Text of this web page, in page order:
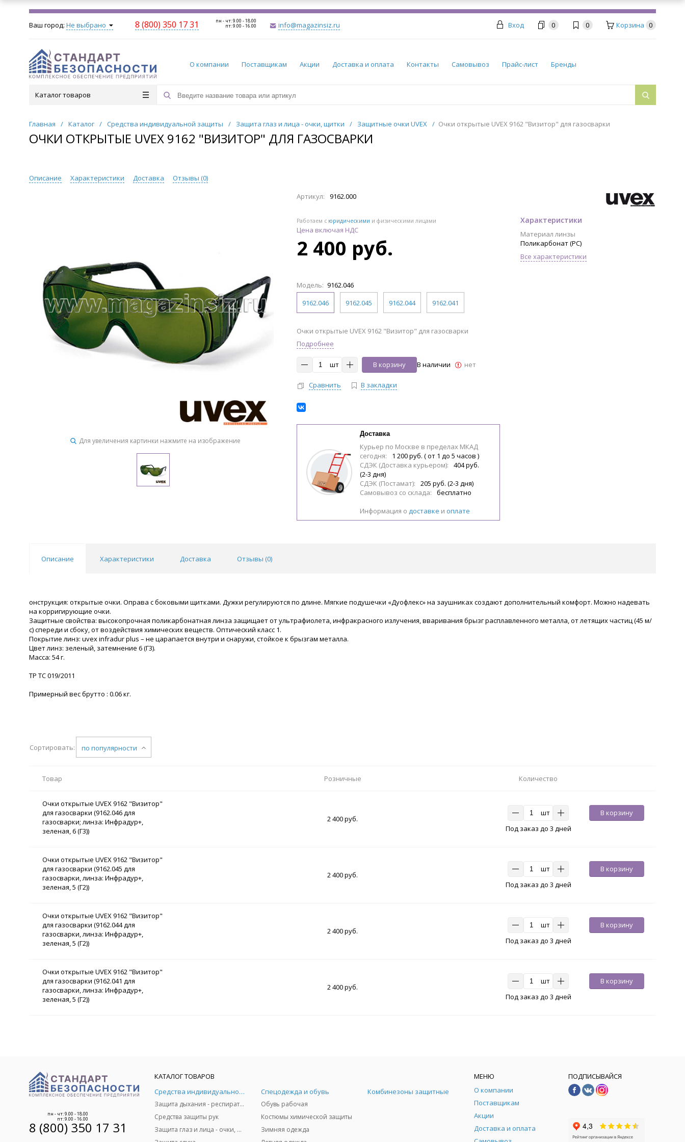
Ваш город: Не выбрано 8 (800) 350 17 31 пн - чт: 9.00 - 18.00
пт: 9.00 - 16.00 info@magazinsiz.ru Вход 0 0 Корзина 0
О компании Поставщикам Акции Доставка и оплата Контакты Самовывоз Прайс-лист Бренды
Каталог товаров
Главная / Каталог / Средства индивидуальной защиты / Защита глаз и лица - очки, щитки / Защитные очки UVEX / Очки открытые UVEX 9162 "Визитор" для газосварки
ОЧКИ ОТКРЫТЫЕ UVEX 9162 "ВИЗИТОР" ДЛЯ ГАЗОСВАРКИ
Описание Характеристики Доставка Отзывы (0)
Для увеличения картинки нажмите на изображение
Артикул: 9162.000
Работаем с юридическими и физическими лицами
Цена включая НДС
2 400 руб.
Модель: 9162.046
9162.046
9162.045 9162.044 9162.041
Характеристики
Материал линзы
Поликарбонат (PC)
Все характеристики
Очки открытые UVEX 9162 "Визитор" для газосварки
Подробнее
шт В корзину В наличии нет
Сравнить В закладки
Доставка
Курьер по Москве в пределах МКАД
сегодня:
1 200 руб. ( от 1 до 5 часов )
СДЭК (Доставка курьером):
404 руб.
(2-3 дня)
СДЭК (Постамат):
205 руб. (2-3 дня)
Самовывоз со склада:
бесплатно
Информация о доставке и оплате
Описание Характеристики Доставка Отзывы (0)
онструкция: открытые очки. Оправа с боковыми щитками. Дужки регулируются по длине. Мягкие подушечки «Дуофлекс» на заушниках создают дополнительный комфорт. Можно надевать
на корригирующие очки.
Защитные свойства: высокопрочная поликарбонатная линза защищает от ультрафиолета, инфракрасного излучения, вваривания брызг расплавленного металла, от летящих частиц (45 м/
с) спереди и сбоку, от воздействия химических веществ. Оптический класс 1.
Покрытие линз: uvex infradur plus – не царапается внутри и снаружи, стойкое к брызгам металла.
Цвет линз: зеленый, затемнение 6 (Г3).
Масса: 54 г.
ТР ТС 019/2011
Примерный вес брутто : 0.06 кг.
Сортировать: по популярности
Товар Розничные Количество
Очки открытые UVEX 9162 "Визитор"
для газосварки (9162.046 для
газосварки; линза: Инфрадур+,
зеленая, 6 (Г3))
2 400 руб.
шт
В корзину
Под заказ до 3 дней
Очки открытые UVEX 9162 "Визитор"
для газосварки (9162.045 для
газосварки, линза: Инфрадур+,
зеленая, 5 (Г2))
2 400 руб.
шт
В корзину
Под заказ до 3 дней
Очки открытые UVEX 9162 "Визитор"
для газосварки (9162.044 для
газосварки, линза: Инфрадур+,
зеленая, 5 (Г2))
2 400 руб.
шт
В корзину
Под заказ до 3 дней
Очки открытые UVEX 9162 "Визитор"
для газосварки (9162.041 для
газосварки, линза: Инфрадур+,
зеленая, 5 (Г2))
2 400 руб.
шт
В корзину
Под заказ до 3 дней
пн - чт: 9.00 - 18.00
пт: 9.00 - 16.00
8 (800) 350 17 31
КАТАЛОГ ТОВАРОВ
Средства индивидуальной защиты
Защита дыхания - респираторы, противогазы, фильтры, дозиметры
Средства защиты рук
Защита глаз и лица - очки, щитки
Спецодежда и обувь
Обувь рабочая
Костюмы химической защиты
Зимняя одежда
Комбинезоны защитные
МЕНЮ
О компании
Поставщикам
Акции
Доставка и оплата
ПОДПИСЫВАЙСЯ